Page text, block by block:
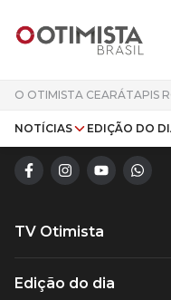
O OTIMISTA CEARÁTAPIS
NOTÍCIAS EDIÇÃO DO
Compromisso com
TV Otimista
Edição do dia